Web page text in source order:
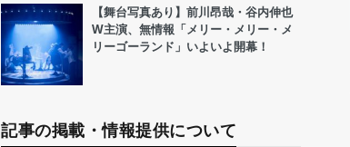
【舞台写真あり】前川昂哉・谷内伸也
W主演、無情報「メリー・メリー・メ
リーゴーランド」いよいよ開幕！
記事の掲載・情報提供について